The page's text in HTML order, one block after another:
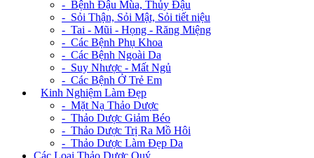
- Bệnh Đậu Mùa, Thủy Đậu
- Sỏi Thận, Sỏi Mật, Sỏi tiết niệu
- Tai - Mũi - Họng - Răng Miệng
- Các Bệnh Phụ Khoa
- Các Bệnh Ngoài Da
- Suy Nhược - Mất Ngủ
- Các Bệnh Ở Trẻ Em
Kinh Nghiệm Làm Đẹp
- Mặt Nạ Thảo Dược
- Thảo Dược Giảm Béo
- Thảo Dược Trị Ra Mồ Hôi
- Thảo Dược Làm Đẹp Da
Các Loại Thảo Dược Quý